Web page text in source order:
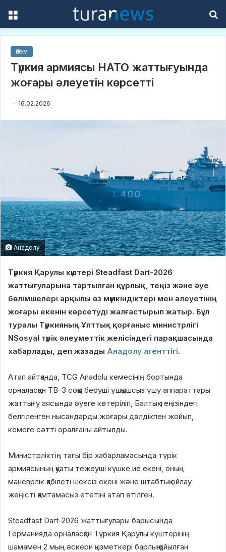
Әлем
Түркия армиясы НАТО жаттығуында
жоғары әлеуетін көрсетті
16.02.2026
Анадолу
Түркия Қарулы күштері Steadfast Dart-2026
жаттығуларына тартылған құрлық, теңіз және әуе
бөлімшелері арқылы өз мүмкіндіктері мен әлеуетінің
жоғары екенін көрсетуді жалғастырып жатыр. Бұл
туралы Түркияның Ұлттық қорғаныс министрлігі
NSosyal түрік әлеуметтік желісіндегі парақшасында
хабарлады, деп жазады Анадолу агенттігі.
Атап айтқанда, TCG Anadolu кемесінің бортында
орналасқан TB-3 соққы беруші ұшқышсыз ұшу аппараттары
жаттығу аясында әуеге көтеріліп, Балтық теңізіндегі
белгіленген нысандарды жоғары дәлдікпен жойып,
кемеге сәтті оралғаны айтылды.
Министрліктің тағы бір хабарламасында түрік
армиясының қуаты тежеуші күшке ие екені, оның
маневрлік қабілеті шексіз екені және штабтық ойлау
жеңісті қамтамасыз ететіні атап өтілген.
Steadfast Dart-2026 жаттығулары барысында
Германияда орналасқан Түркия Қарулы күштерінің
шамамен 2 мың әскери қызметкері барлық қойылған